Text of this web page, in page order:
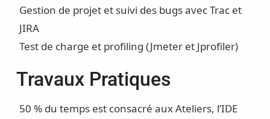
Gestion de projet et suivi des bugs avec Trac et
JIRA
Test de charge et profiling (Jmeter et Jprofiler)
Travaux Pratiques
50 % du temps est consacré aux Ateliers, l’IDE